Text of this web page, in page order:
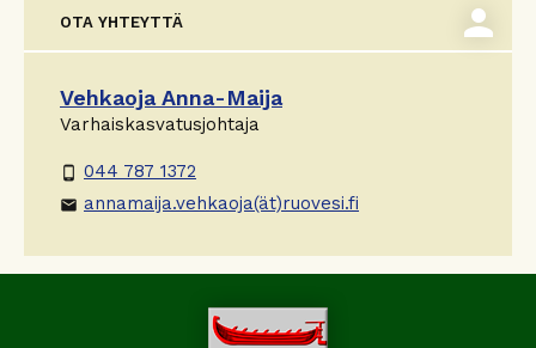
OTA YHTEYTTÄ person
Vehkaoja Anna-Maija
Varhaiskasvatusjohtaja
phone_android 044 787 1372
email annamaija.vehkaoja(ät)ruovesi.fi